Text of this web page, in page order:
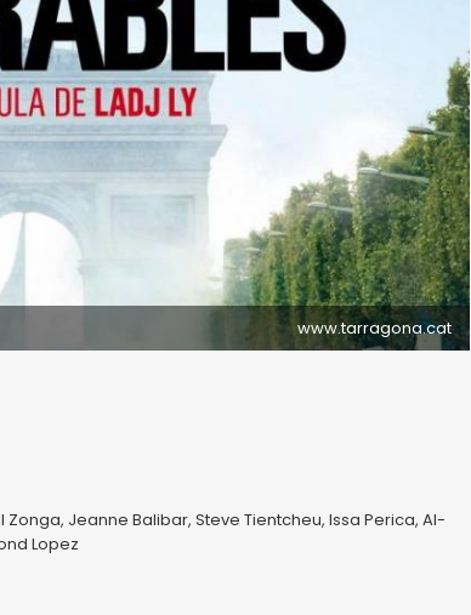
www.tarragona.cat
Zonga, Jeanne Balibar, Steve Tientcheu, Issa Perica, Al-
Lopez